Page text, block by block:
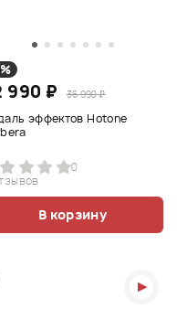
990 ₽ 36 990 ₽
эффектов Hotone
0
В корзину